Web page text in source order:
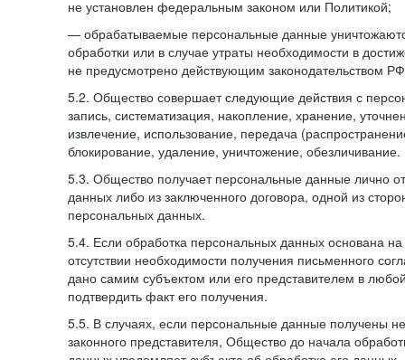
не установлен федеральным законом или Политикой;
— обрабатываемые персональные данные
обработки или в случае утраты необходимости в
не предусмотрено действующим законодательством
5.2. Общество совершает следующие действия с
запись, систематизация, накопление, хранение,
извлечение, использование, передача
блокирование, удаление, уничтожение, обезличивание.
5.3. Общество получает персональные данные лично
данных либо из заключенного договора, одной из
персональных данных.
5.4. Если обработка персональных данных основана на
отсутствии необходимости получения письменного
дано самим субъектом или его представителем в
подтвердить факт его получения.
5.5. В случаях, если персональные данные получены
законного представителя, Общество до начала